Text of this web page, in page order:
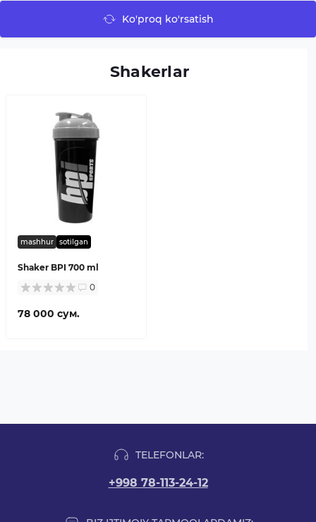
Ko'proq ko'rsatish
Shakerlar
mashhur sotilgan
Shaker BPI 700 ml
0
78 000 сум.
TELEFONLAR:
+998 78-113-24-12